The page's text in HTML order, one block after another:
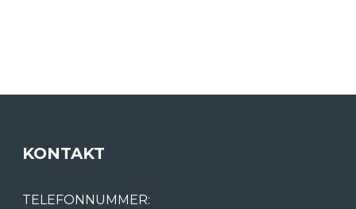
KONTAKT
TELEFONNUMMER: